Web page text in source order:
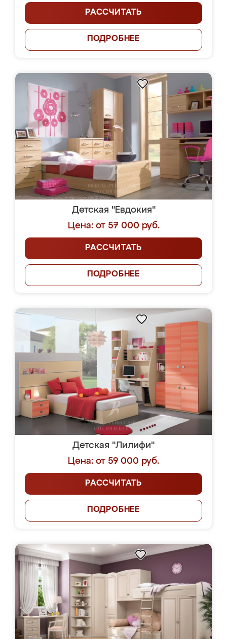
РАССЧИТАТЬ
ПОДРОБНЕЕ
Детская "Евдокия"
Цена: от 57 000 руб.
РАССЧИТАТЬ
ПОДРОБНЕЕ
Детская "Лилифи"
Цена: от 59 000 руб.
РАССЧИТАТЬ
ПОДРОБНЕЕ